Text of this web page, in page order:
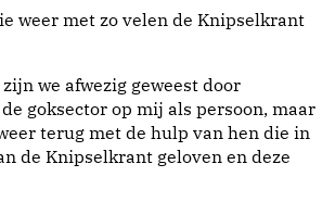
weer met zo velen de Knipselkrant
we afwezig geweest door
goksector op mij als persoon, maar
terug met de hulp van hen die in
de Knipselkrant geloven en deze